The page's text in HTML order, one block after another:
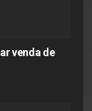
venda de